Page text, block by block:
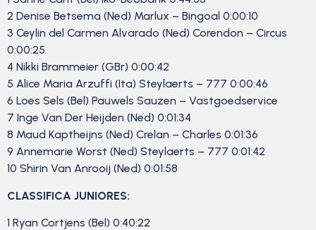
2 Denise Betsema (Ned) Marlux – Bingoal 0:00:10
3 Ceylin del Carmen Alvarado (Ned) Corendon – Circus
0:00:25
4 Nikki Brammeier (GBr) 0:00:42
5 Alice Maria Arzuffi (Ita) Steylaerts – 777 0:00:46
6 Loes Sels (Bel) Pauwels Sauzen – Vastgoedservice
7 Inge Van Der Heijden (Ned) 0:01:34
8 Maud Kaptheijns (Ned) Crelan – Charles 0:01:36
9 Annemarie Worst (Ned) Steylaerts – 777 0:01:42
10 Shirin Van Anrooij (Ned) 0:01:58
CLASSIFICA JUNIORES:
1 Ryan Cortjens (Bel) 0:40:22